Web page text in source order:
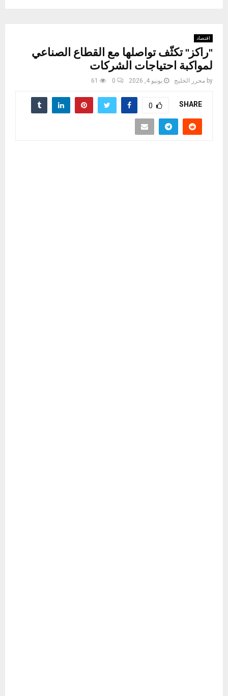
اقتصاد
"راكز" تكثّف تواصلها مع القطاع الصناعي
لمواكبة احتياجات الشركات
by محرر الخليج يونيو 4, 2026 0
61
SHARE
0